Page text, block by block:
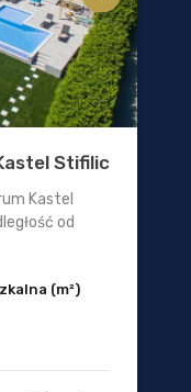
Stifilic
Kastel
od
(m²)